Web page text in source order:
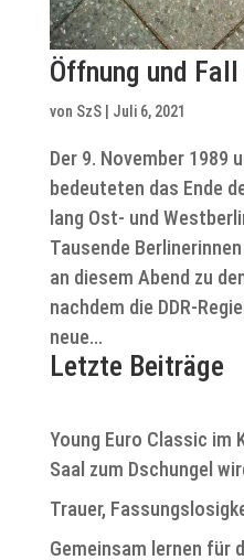
Öffnung und
von SzS| Juli 6, 2021
Der 9. November 1989
bedeuteten das Ende
lang Ost- und
Tausende
an diesem Abend zu
nachdem die DDR-
neue...
Letzte Beiträge
Young Euro Classic im
Saal zum Dschungel
Trauer,
Gemeinsam lernen für